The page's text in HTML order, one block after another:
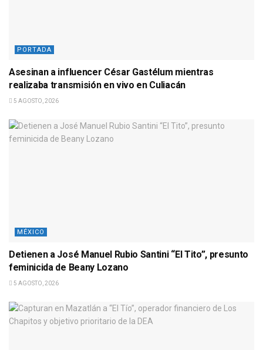
PORTADA
Asesinan a influencer César Gastélum mientras
realizaba transmisión en vivo en Culiacán
5 AGOSTO, 2026
MÉXICO
Detienen a José Manuel Rubio Santini “El Tito”, presunto
feminicida de Beany Lozano
5 AGOSTO, 2026